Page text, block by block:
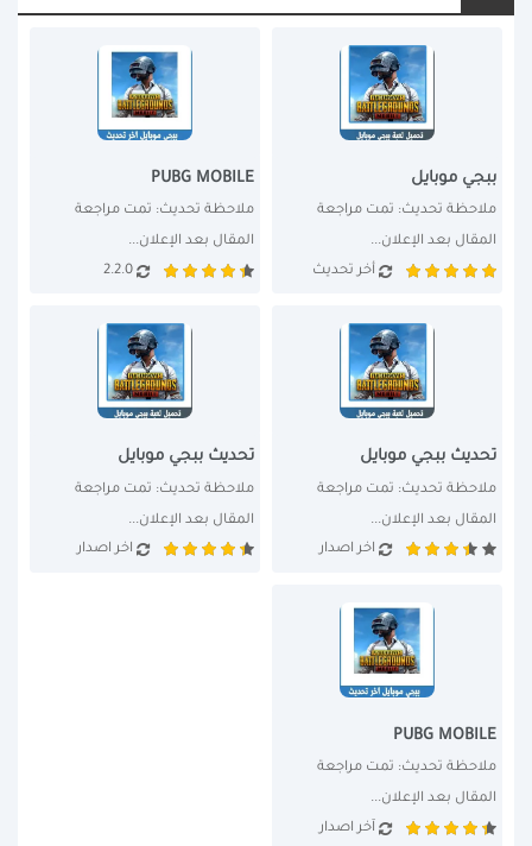
ببجي موبايل
المقال بعد الإعلان...
أخر تحديث
PUBG MOBILE
المقال بعد الإعلان...
2.2.0
تحديث ببجي موبايل
المقال بعد الإعلان...
اخر اصدار
تحديث ببجي موبايل
المقال بعد الإعلان...
اخر اصدار
PUBG MOBILE
المقال بعد الإعلان...
آخر اصدار